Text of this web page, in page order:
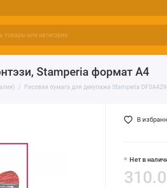
Stamperia формат А4
Рисовая бумага для декупажа Stamperia
Нет в
В